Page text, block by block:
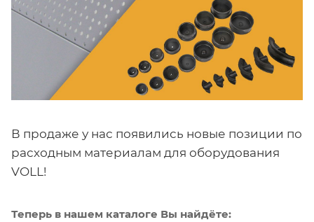
В продаже у нас появились новые позиции по
расходным материалам для оборудования
VOLL!
Теперь в нашем каталоге Вы найдёте: